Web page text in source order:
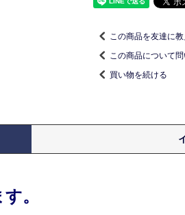
この商品を友達に教
この商品について
買い物を続ける
。